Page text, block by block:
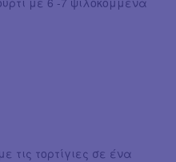
τις τορτίγιες σε ένα